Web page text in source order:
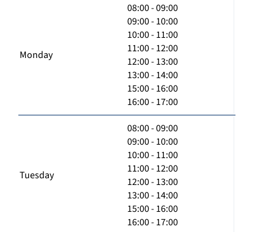
Monday
08:00 - 09:00
09:00 - 10:00
10:00 - 11:00
11:00 - 12:00
12:00 - 13:00
13:00 - 14:00
15:00 - 16:00
16:00 - 17:00
Tuesday
08:00 - 09:00
09:00 - 10:00
10:00 - 11:00
11:00 - 12:00
12:00 - 13:00
13:00 - 14:00
15:00 - 16:00
16:00 - 17:00